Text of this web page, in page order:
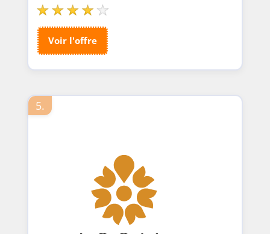
Voir l'offre
5.